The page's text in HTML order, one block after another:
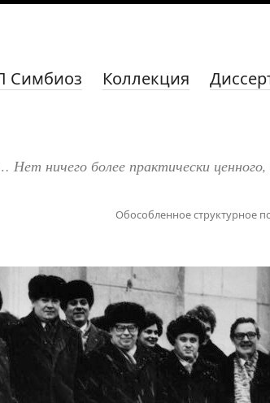
Симбиоз Коллекция
Нет ничего более практически
Обособленное структурное